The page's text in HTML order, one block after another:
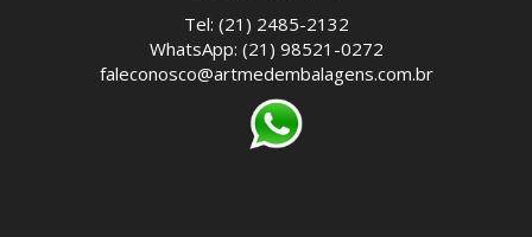
Tel: (21) 2485-2132
WhatsApp: (21) 98521-0272
faleconosco@artmedembalagens.com.br